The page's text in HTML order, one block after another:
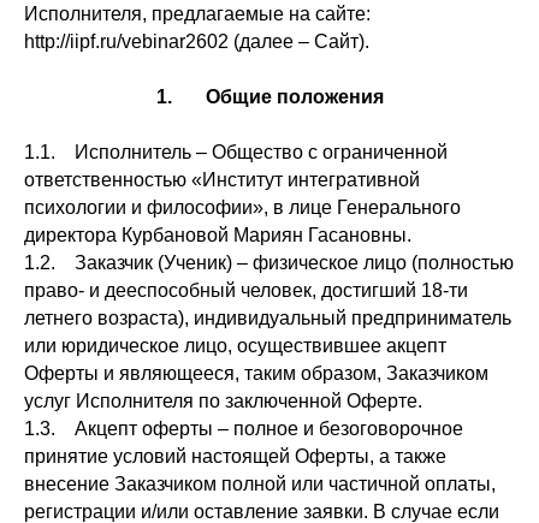
Исполнителя, предлагаемые на сайте:
http://iipf.ru/vebinar2602 (далее – Сайт).
1. Общие положения
1.1. Исполнитель – Общество с ограниченной
ответственностью «Институт интегративной
психологии и философии», в лице Генерального
директора Курбановой Мариян Гасановны.
1.2. Заказчик (Ученик) – физическое лицо (полностью
право- и дееспособный человек, достигший 18-ти
летнего возраста), индивидуальный предприниматель
или юридическое лицо, осуществившее акцепт
Оферты и являющееся, таким образом, Заказчиком
услуг Исполнителя по заключенной Оферте.
1.3. Акцепт оферты – полное и безоговорочное
принятие условий настоящей Оферты, а также
внесение Заказчиком полной или частичной оплаты,
регистрации и/или оставление заявки. В случае если